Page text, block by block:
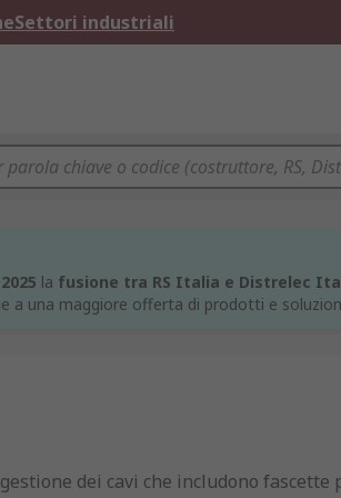
Settori industriali
la fusione tra RS Italia e Distrelec
a una maggiore offerta di prodotti e
dei cavi che includono